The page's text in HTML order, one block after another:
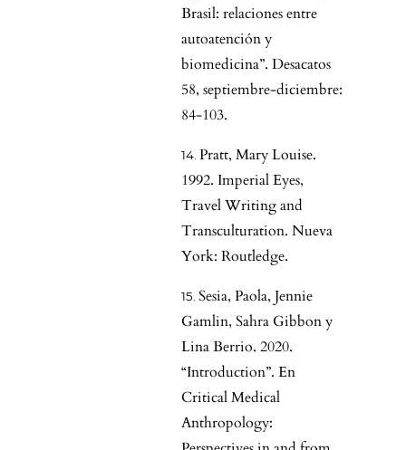
Brasil: relaciones entre
autoatención y
biomedicina”. Desacatos
58, septiembre-diciembre:
84-103.
Pratt, Mary Louise.
1992. Imperial Eyes,
Travel Writing and
Transculturation. Nueva
York: Routledge.
Sesia, Paola, Jennie
Gamlin, Sahra Gibbon y
Lina Berrio. 2020.
“Introduction”. En
Critical Medical
Anthropology: